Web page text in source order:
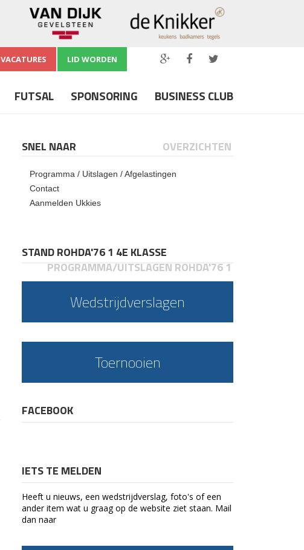
VACATURES LID WORDEN
FUTSAL SPONSORING BUSINESS CLUB
SNEL NAAR OVERZICHTEN
Programma / Uitslagen / Afgelastingen
Contact
Aanmelden Ukkies
STAND ROHDA'76 1 4E KLASSE
PROGRAMMA/UITSLAGEN ROHDA'76 1
Wedstrijdverslagen
Toernooien
FACEBOOK
IETS TE MELDEN
Heeft u nieuws, een wedstrijdverslag, foto's of een
ander item wat u graag op de website ziet staan. Mail
dan naar